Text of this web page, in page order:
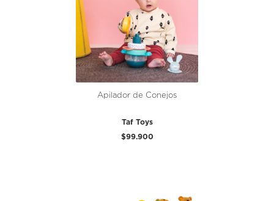
Apilador de Conejos
Taf Toys
$99.900